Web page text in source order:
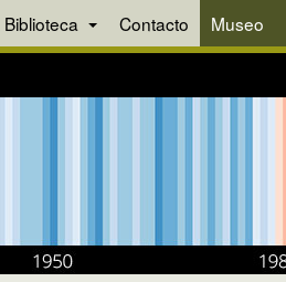
Contacto Museo